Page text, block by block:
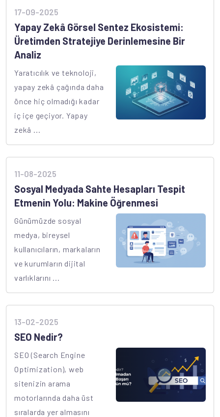
17-09-2025
Yapay Zekâ Görsel Sentez Ekosistemi:
Üretimden Stratejiye Derinlemesine Bir
Analiz
Yaratıcılık ve teknoloji,
yapay zekâ çağında daha
önce hiç olmadığı kadar
iç içe geçiyor. Yapay
zekâ ...
11-08-2025
Sosyal Medyada Sahte Hesapları Tespit
Etmenin Yolu: Makine Öğrenmesi
Günümüzde sosyal
medya, bireysel
kullanıcıların, markaların
ve kurumların dijital
varlıklarını ...
13-02-2025
SEO Nedir?
SEO (Search Engine
Optimization), web
sitenizin arama
motorlarında daha üst
sıralarda yer almasını